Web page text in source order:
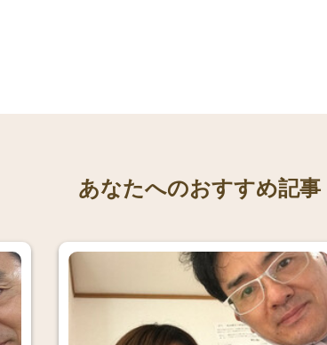
あなたへのおすすめ記事